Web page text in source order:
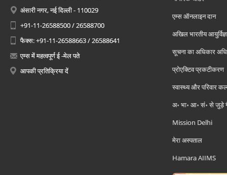
अंसारी नगर, नई दिल्ली - 110029
+91-11-26588500 / 26588700
फैक्स: +91-11-26588663 / 26588641
एम्स में महत्वपूर्ण ई -मेल पते
आपकी प्रतिक्रिया दें
एम्स ऑनलाइन दान
अखिल भारतीय
सूचना का अधिकार
प्रोएक्टिव प्रकटीकरण
स्वास्थ्य और परिवार
अ॰ भा॰ आ॰ सं॰ से जुड़े
Mission Delhi
मेरा अस्पताल
Hamara AIIMS